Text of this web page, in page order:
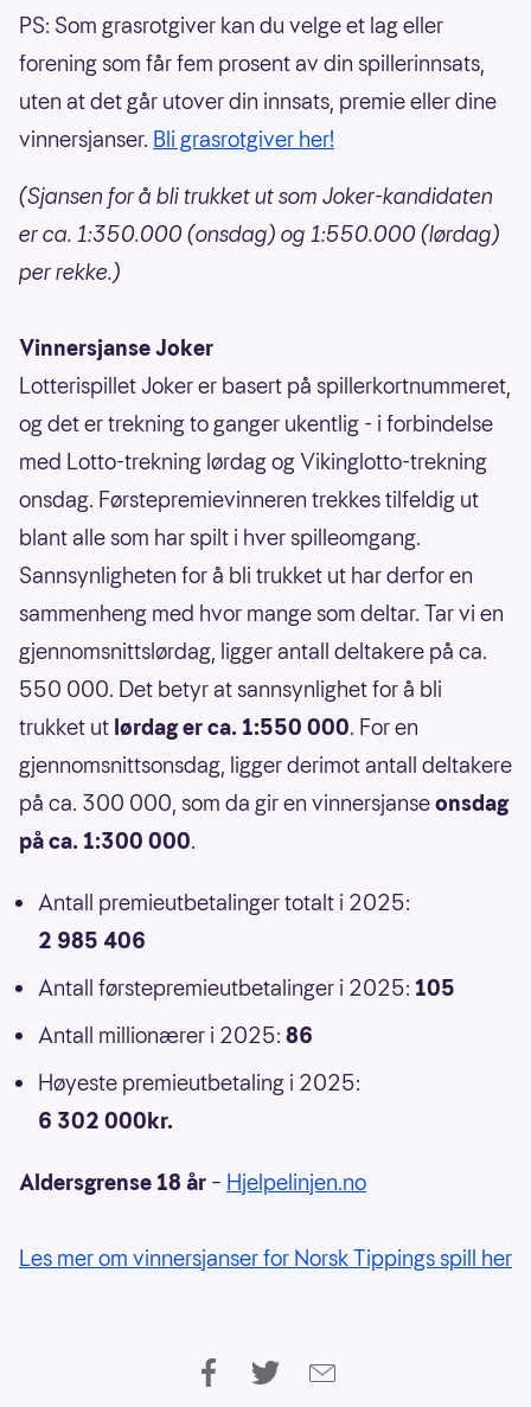
PS: Som grasrotgiver kan du velge et lag eller
forening som får fem prosent av din spillerinnsats,
uten at det går utover din innsats, premie eller dine
vinnersjanser. Bli grasrotgiver her!
(Sjansen for å bli trukket ut som Joker-kandidaten
er ca. 1:350.000 (onsdag) og 1:550.000 (lørdag)
per rekke.)
Vinnersjanse Joker
Lotterispillet Joker er basert på spillerkortnummeret,
og det er trekning to ganger ukentlig - i forbindelse
med Lotto-trekning lørdag og Vikinglotto-trekning
onsdag. Førstepremievinneren trekkes tilfeldig ut
blant alle som har spilt i hver spilleomgang.
Sannsynligheten for å bli trukket ut har derfor en
sammenheng med hvor mange som deltar. Tar vi en
gjennomsnittslørdag, ligger antall deltakere på ca.
550 000. Det betyr at sannsynlighet for å bli
trukket ut lørdag er ca. 1:550 000. For en
gjennomsnittsonsdag, ligger derimot antall deltakere
på ca. 300 000, som da gir en vinnersjanseonsdag
på ca. 1:300 000.
Antall premieutbetalinger totalt i 2025:
2 985 406
Antall førstepremieutbetalinger i 2025: 105
Antall millionærer i 2025: 86
Høyeste premieutbetaling i 2025:
6 302 000kr.
Aldersgrense 18 år – Hjelpelinjen.no
Les mer om vinnersjanser for Norsk Tippings spill her